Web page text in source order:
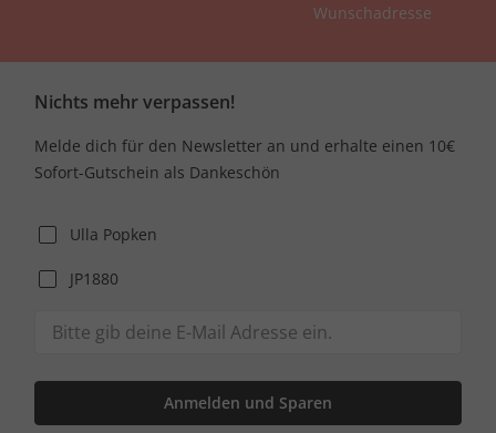
Wunschadresse
Nichts mehr verpassen!
Melde dich für den Newsletter an und erhalte einen 10€
Sofort-Gutschein als Dankeschön
Ulla Popken
JP1880
Anmelden und Sparen